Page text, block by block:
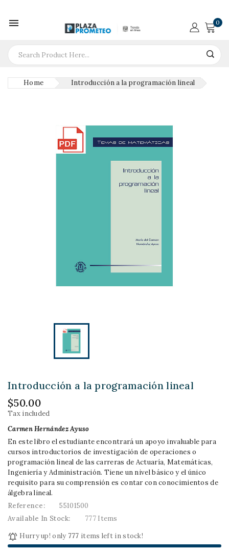
 0
Home Introducción a la programación lineal
Introducción a la programación lineal
$50.00
Tax included
Carmen Hernández Ayuso
En este libro el estudiante encontrará un apoyo invaluable para
cursos introductorios de investigación de operaciones o
programación lineal de las carreras de Actuaría, Matemáticas,
Ingeniería y Administración. Tiene un nivel básico y el único
requisito para su comprensión es contar con conocimientos de
álgebra lineal.
Reference:
55101500
Available In Stock:
777 Items
 Hurry up! only 777 items left in stock!